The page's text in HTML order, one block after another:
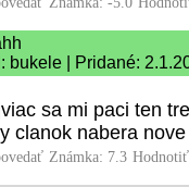
bukele | Pridané:
sa mi paci ten
clanok nabera
Známka: 7.3